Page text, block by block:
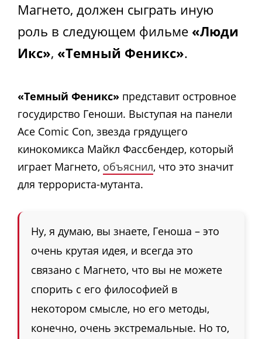
Магнето, должен сыграть иную
роль в следующем фильме «Люди
Икс», «Темный Феникс».
«Темный Феникс» представит островное
госудирство Геноши. Выступая на панели
Ace Comic Con, звезда грядущего
кинокомикса Майкл Фассбендер, который
играет Магнето, объяснил, что это значит
для террориста-мутанта.
Ну, я думаю, вы знаете, Геноша – это
очень крутая идея, и всегда это
связано с Магнето, что вы не можете
спорить с его философией в
некотором смысле, но его методы,
конечно, очень экстремальные. Но то,